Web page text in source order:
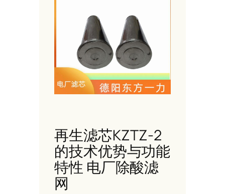
再生滤芯KZTZ-2
的技术优势与功能
特性 电厂除酸滤
网